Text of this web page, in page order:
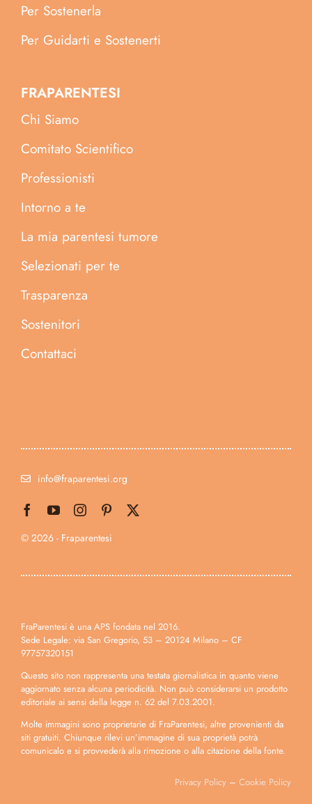
Per Sostenerla
Per Guidarti e Sostenerti
FRAPARENTESI
Chi Siamo
Comitato Scientifico
Professionisti
Intorno a te
La mia parentesi tumore
Selezionati per te
Trasparenza
Sostenitori
Contattaci
info@fraparentesi.org
© 2026 - Fraparentesi
FraParentesi è una APS fondata nel 2016.
Sede Legale: via San Gregorio, 53 – 20124 Milano – CF
97757320151
Questo sito non rappresenta una testata giornalistica in quanto viene
aggiornato senza alcuna periodicità. Non può considerarsi un prodotto
editoriale ai sensi della legge n. 62 del 7.03.2001.
Molte immagini sono proprietarie di FraParentesi, altre provenienti da
siti gratuiti. Chiunque rilevi un’immagine di sua proprietà potrà
comunicalo e si provvederà alla rimozione o alla citazione della fonte.
Privacy Policy –Cookie Policy